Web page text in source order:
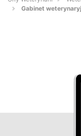
Gabinet